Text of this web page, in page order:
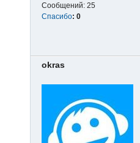
Сообщений: 25
Спасибо: 0
okras